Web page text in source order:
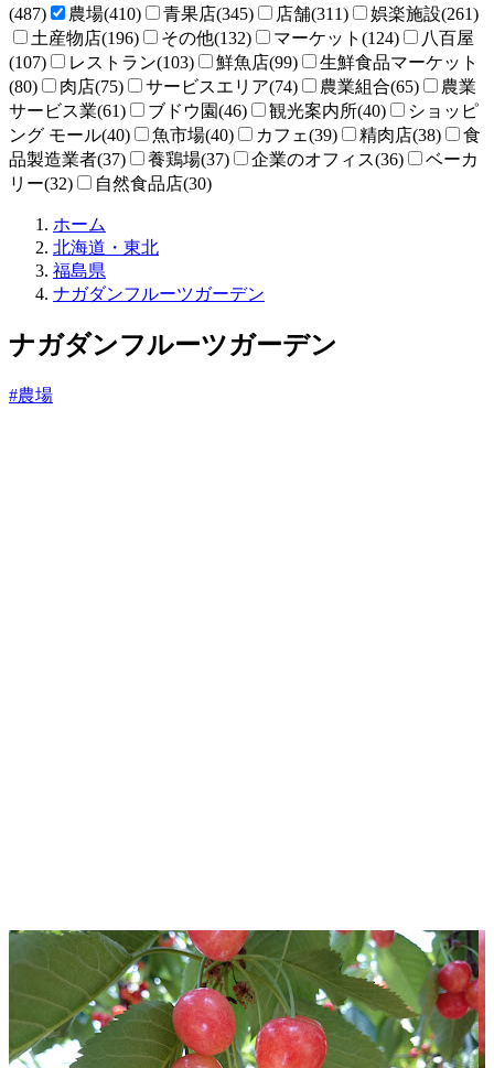
(487)
農場(410) 青果店(345) 店舗(311)
娯楽施設(261)
土産物店(196)
その他(132) マーケット(124)
八百屋
(107)
レストラン(103) 鮮魚店(99)
生鮮食品マーケット
(80)
肉店(75) サービスエリア(74) 農業組合(65)
農業
サービス業(61)
ブドウ園(46) 観光案内所(40)
ショッピ
ング モール(40)
魚市場(40) カフェ(39) 精肉店(38)
食
品製造業者(37)
養鶏場(37) 企業のオフィス(36)
ベーカ
リー(32)
自然食品店(30)
ホーム
売
ね
と
北海道・東北
福島県
ナガダンフルーツガーデン
ナガダンフルーツガーデン
#農場